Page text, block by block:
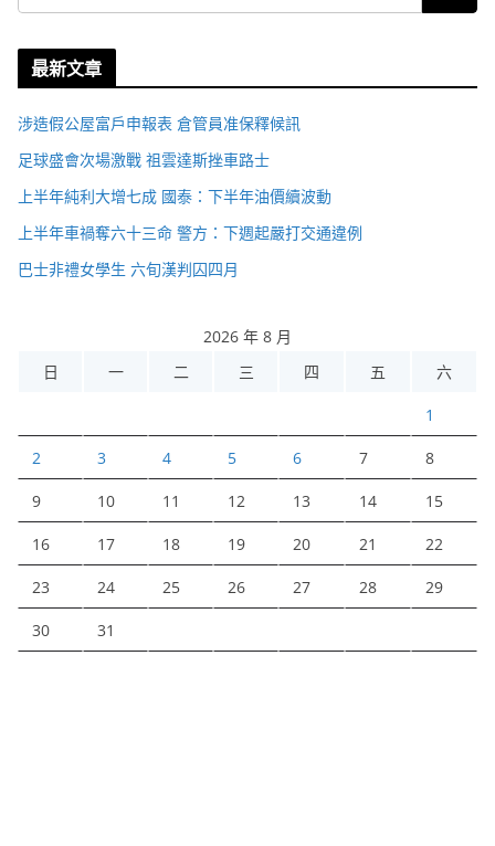
最新文章
涉造假公屋富戶申報表 倉管員准保釋候訊
足球盛會次場激戰 祖雲達斯挫車路士
上半年純利大增七成 國泰：下半年油價續波動
上半年車禍奪六十三命 警方：下週起嚴打交通違例
巴士非禮女學生 六旬漢判囚四月
2026 年 8 月
日
一 二 三 四 五 六
1
2 3 4 5 6 7 8
9 10 11 12 13 14 15
16 17 18 19 20 21 22
23 24 25 26 27 28 29
30 31